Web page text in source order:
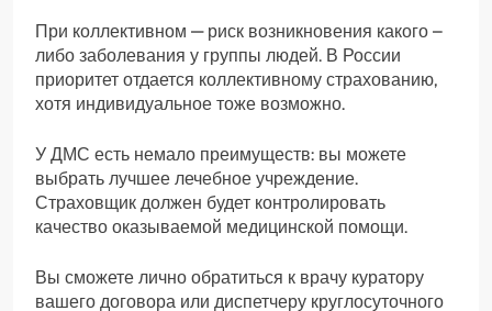
При коллективном — риск возникновения какого –
либо заболевания у группы людей. В России
приоритет отдается коллективному страхованию,
хотя индивидуальное тоже возможно.
У ДМС есть немало преимуществ: вы можете
выбрать лучшее лечебное учреждение.
Страховщик должен будет контролировать
качество оказываемой медицинской помощи.
Вы сможете лично обратиться к врачу куратору
вашего договора или диспетчеру круглосуточного